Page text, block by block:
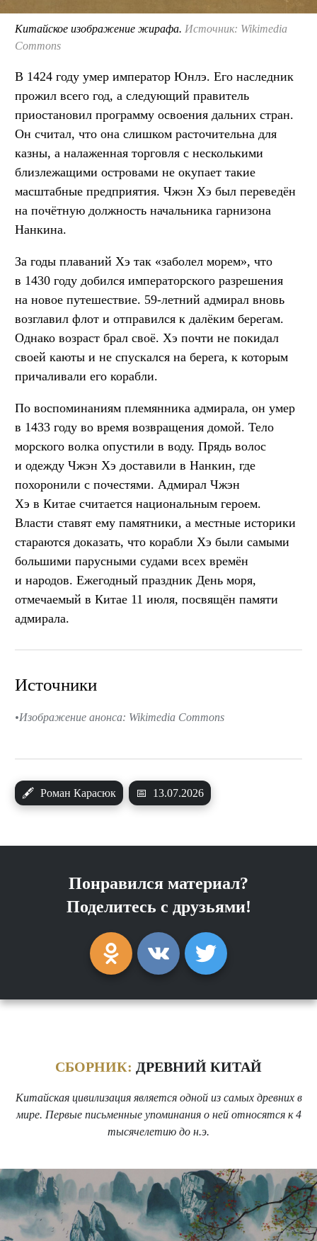
Китайское изображение жирафа. Источник: Wikimedia
Commons
В 1424 году умер император Юнлэ. Его наследник
прожил всего год, а следующий правитель
приостановил программу освоения дальних стран.
Он считал, что она слишком расточительна для
казны, а налаженная торговля с несколькими
близлежащими островами не окупает такие
масштабные предприятия. Чжэн Хэ был переведён
на почётную должность начальника гарнизона
Нанкина.
За годы плаваний Хэ так «заболел морем», что
в 1430 году добился императорского разрешения
на новое путешествие. 59-летний адмирал вновь
возглавил флот и отправился к далёким берегам.
Однако возраст брал своё. Хэ почти не покидал
своей каюты и не спускался на берега, к которым
причаливали его корабли.
По воспоминаниям племянника адмирала, он умер
в 1433 году во время возвращения домой. Тело
морского волка опустили в воду. Прядь волос
и одежду Чжэн Хэ доставили в Нанкин, где
похоронили с почестями. Адмирал Чжэн
Хэ в Китае считается национальным героем.
Власти ставят ему памятники, а местные историки
стараются доказать, что корабли Хэ были самыми
большими парусными судами всех времён
и народов. Ежегодный праздник День моря,
отмечаемый в Китае 11 июля, посвящён памяти
адмирала.
🖋 Роман Карасюк 📅 13.07.2026
Источники
Изображение анонса: Wikimedia Commons
Понравился материал?
Поделитесь с друзьями!
СБОРНИК: ДРЕВНИЙ КИТАЙ
Китайская цивилизация является одной из самых древних в
мире. Первые письменные упоминания о ней относятся к 4
тысячелетию до н.э.